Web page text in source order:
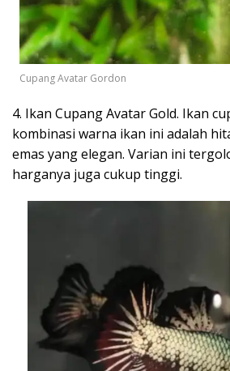
Cupang Avatar Gordon
4. Ikan Cupang Avatar Gold. Ikan
kombinasi warna ikan ini adalah
emas yang elegan. Varian ini
harganya juga cukup tinggi.